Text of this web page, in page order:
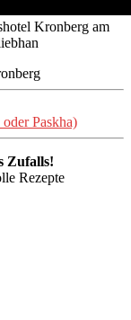
Kronberg am
Paskha)
Zufalls!
Rezepte